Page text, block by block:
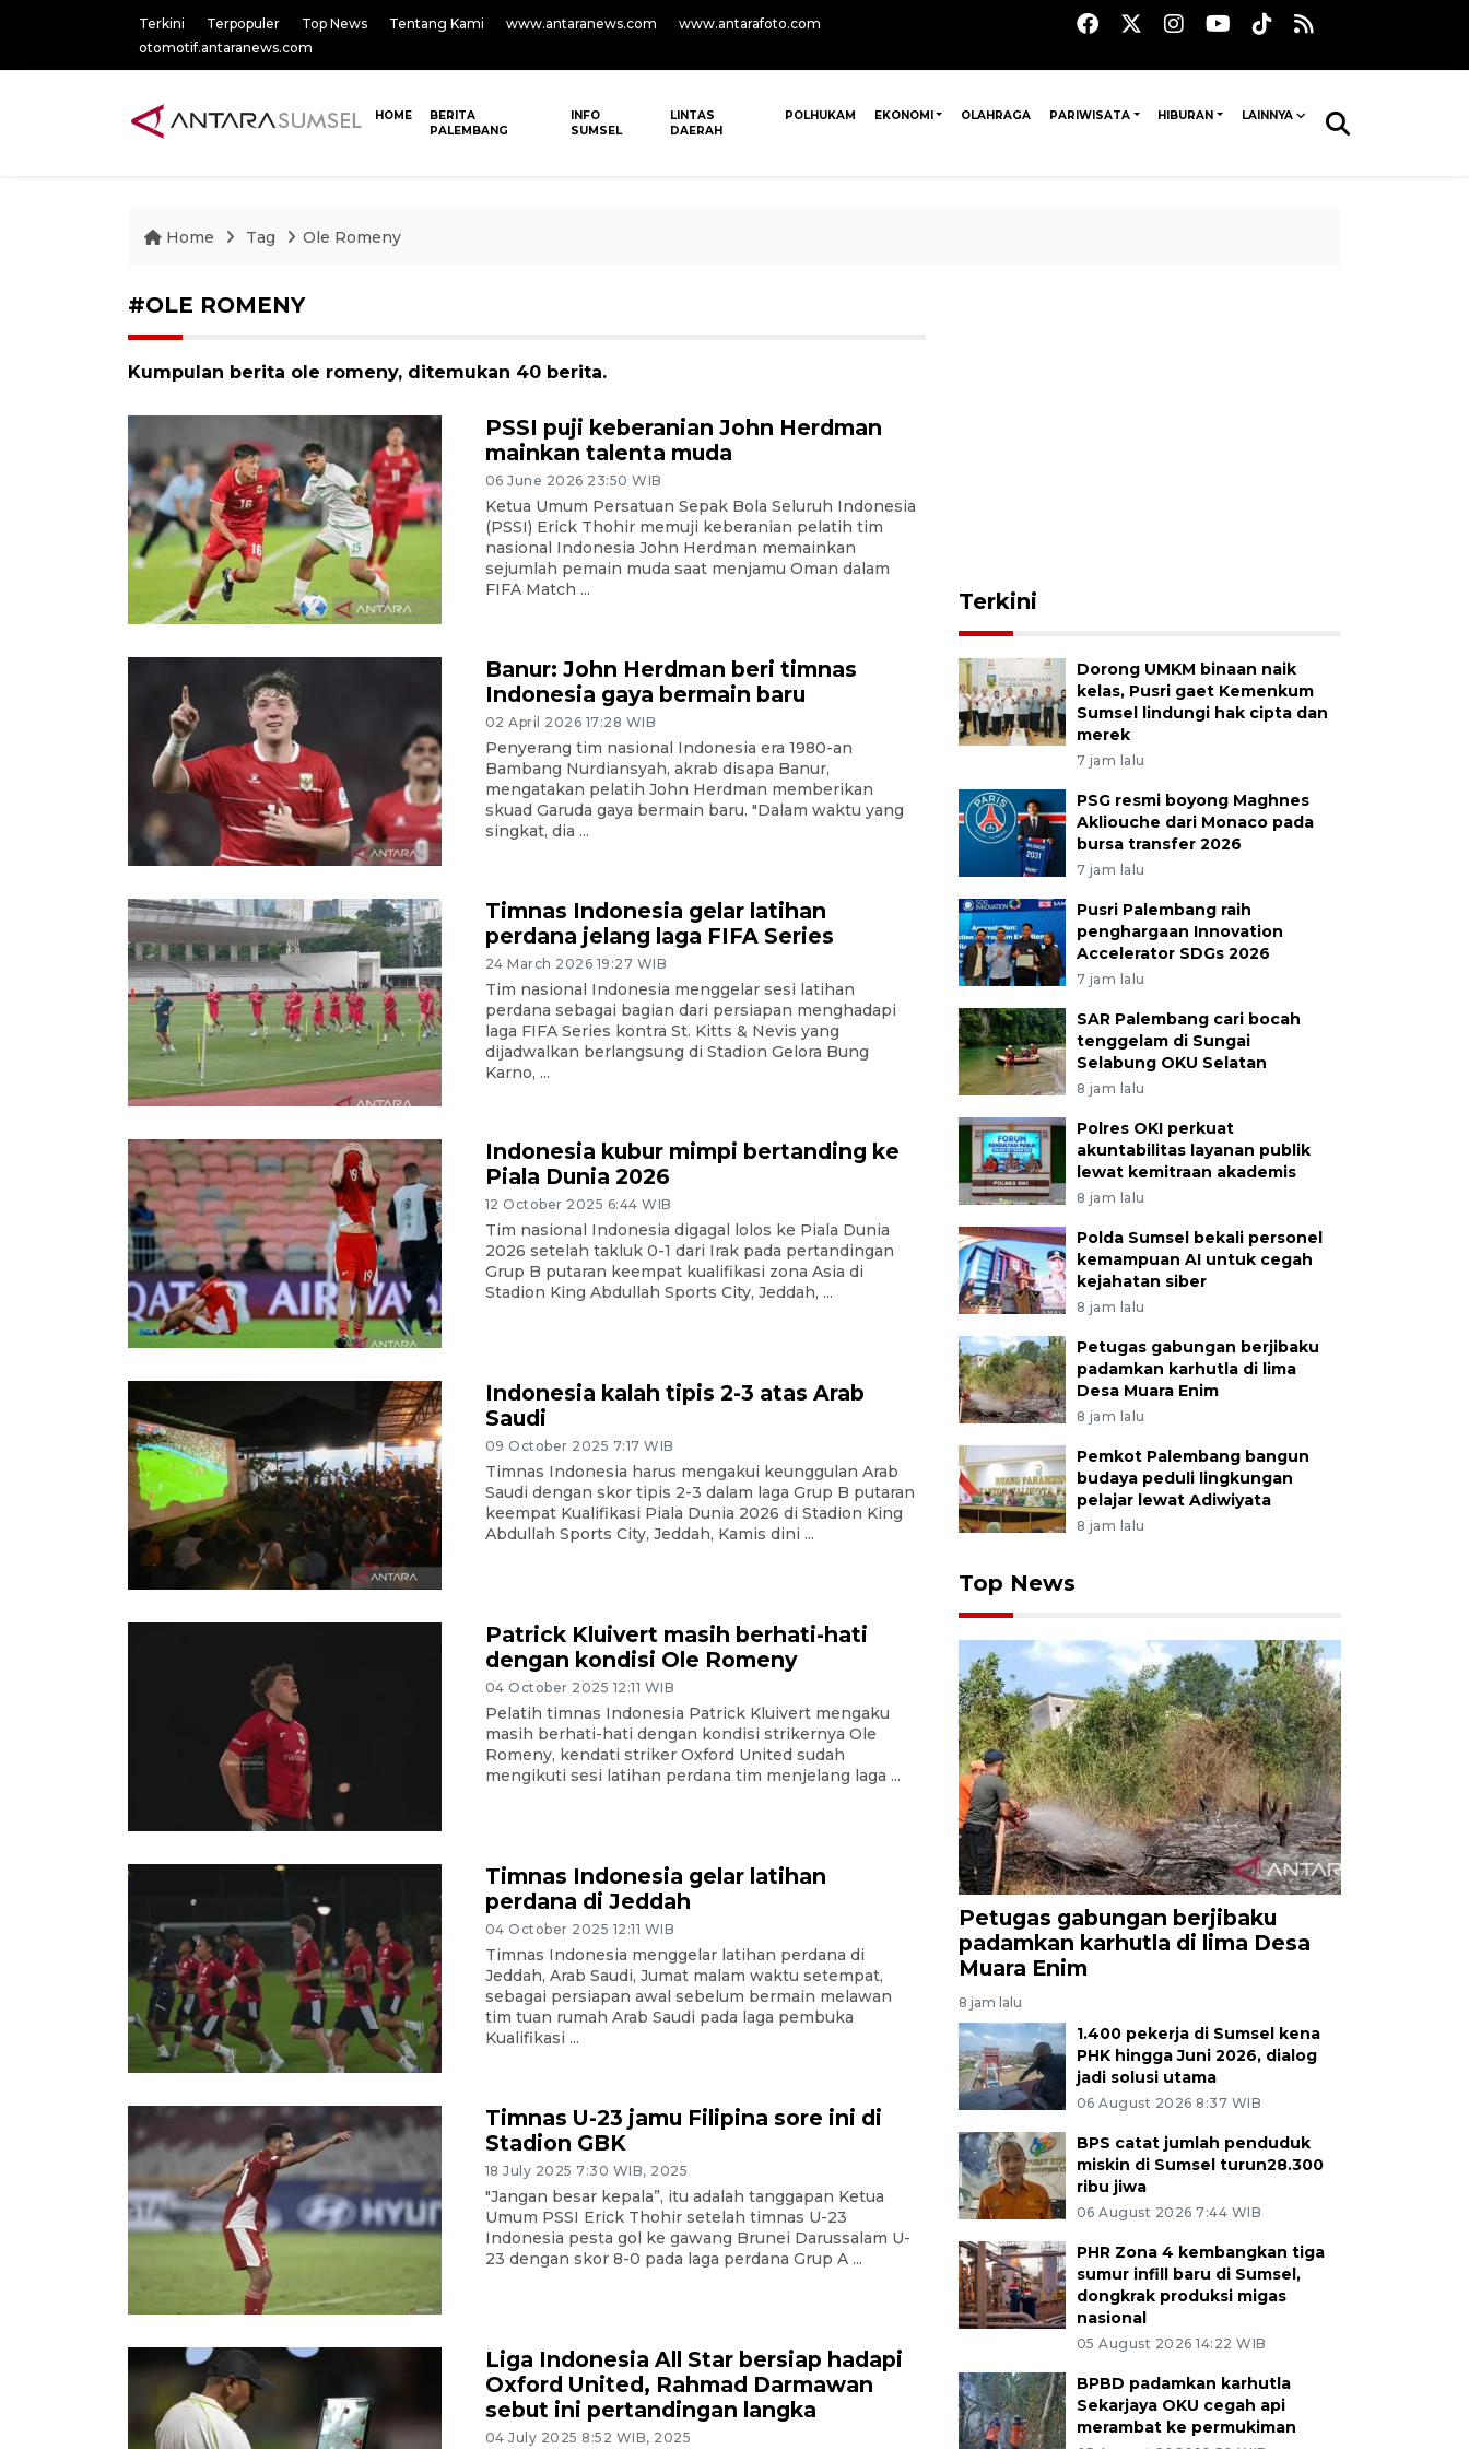
Terkini Terpopuler Top News Tentang Kami www.antaranews.com
www.antarafoto.com
otomotif.antaranews.com
HOME
BERITA
PALEMBANG
INFO
SUMSEL
LINTAS
DAERAH
POLHUKAM EKONOMI OLAHRAGA PARIWISATA HIBURAN LAINNYA
Home Tag Ole Romeny
#OLE ROMENY
Kumpulan berita ole romeny, ditemukan 40 berita.
PSSI puji keberanian John Herdman
mainkan talenta muda
06 June 2026 23:50 WIB
Ketua Umum Persatuan Sepak Bola Seluruh Indonesia
(PSSI) Erick Thohir memuji keberanian pelatih tim
nasional Indonesia John Herdman memainkan
sejumlah pemain muda saat menjamu Oman dalam
FIFA Match ...
Banur: John Herdman beri timnas
Indonesia gaya bermain baru
02 April 2026 17:28 WIB
Penyerang tim nasional Indonesia era 1980-an
Bambang Nurdiansyah, akrab disapa Banur,
mengatakan pelatih John Herdman memberikan
skuad Garuda gaya bermain baru. "Dalam waktu yang
singkat, dia ...
Timnas Indonesia gelar latihan
perdana jelang laga FIFA Series
24 March 2026 19:27 WIB
Tim nasional Indonesia menggelar sesi latihan
perdana sebagai bagian dari persiapan menghadapi
laga FIFA Series kontra St. Kitts & Nevis yang
dijadwalkan berlangsung di Stadion Gelora Bung
Karno, ...
Indonesia kubur mimpi bertanding ke
Piala Dunia 2026
12 October 2025 6:44 WIB
Tim nasional Indonesia digagal lolos ke Piala Dunia
2026 setelah takluk 0-1 dari Irak pada pertandingan
Grup B putaran keempat kualifikasi zona Asia di
Stadion King Abdullah Sports City, Jeddah, ...
Indonesia kalah tipis 2-3 atas Arab
Saudi
09 October 2025 7:17 WIB
Timnas Indonesia harus mengakui keunggulan Arab
Saudi dengan skor tipis 2-3 dalam laga Grup B putaran
keempat Kualifikasi Piala Dunia 2026 di Stadion King
Abdullah Sports City, Jeddah, Kamis dini ...
Patrick Kluivert masih berhati-hati
dengan kondisi Ole Romeny
04 October 2025 12:11 WIB
Pelatih timnas Indonesia Patrick Kluivert mengaku
masih berhati-hati dengan kondisi strikernya Ole
Romeny, kendati striker Oxford United sudah
mengikuti sesi latihan perdana tim menjelang laga ...
Timnas Indonesia gelar latihan
perdana di Jeddah
04 October 2025 12:11 WIB
Timnas Indonesia menggelar latihan perdana di
Jeddah, Arab Saudi, Jumat malam waktu setempat,
sebagai persiapan awal sebelum bermain melawan
tim tuan rumah Arab Saudi pada laga pembuka
Kualifikasi ...
Timnas U-23 jamu Filipina sore ini di
Stadion GBK
18 July 2025 7:30 WIB, 2025
"Jangan besar kepala”, itu adalah tanggapan Ketua
Umum PSSI Erick Thohir setelah timnas U-23
Indonesia pesta gol ke gawang Brunei Darussalam U-
23 dengan skor 8-0 pada laga perdana Grup A ...
Liga Indonesia All Star bersiap hadapi
Oxford United, Rahmad Darmawan
sebut ini pertandingan langka
04 July 2025 8:52 WIB, 2025
Terkini
Dorong UMKM binaan naik
kelas, Pusri gaet Kemenkum
Sumsel lindungi hak cipta dan
merek
7 jam lalu
PSG resmi boyong Maghnes
Akliouche dari Monaco pada
bursa transfer 2026
7 jam lalu
Pusri Palembang raih
penghargaan Innovation
Accelerator SDGs 2026
7 jam lalu
SAR Palembang cari bocah
tenggelam di Sungai
Selabung OKU Selatan
8 jam lalu
Polres OKI perkuat
akuntabilitas layanan publik
lewat kemitraan akademis
8 jam lalu
Polda Sumsel bekali personel
kemampuan AI untuk cegah
kejahatan siber
8 jam lalu
Petugas gabungan berjibaku
padamkan karhutla di lima
Desa Muara Enim
8 jam lalu
Pemkot Palembang bangun
budaya peduli lingkungan
pelajar lewat Adiwiyata
8 jam lalu
Top News
Petugas gabungan berjibaku
padamkan karhutla di lima Desa
Muara Enim
8 jam lalu
1.400 pekerja di Sumsel kena
PHK hingga Juni 2026, dialog
jadi solusi utama
06 August 2026 8:37 WIB
BPS catat jumlah penduduk
miskin di Sumsel turun28.300
ribu jiwa
06 August 2026 7:44 WIB
PHR Zona 4 kembangkan tiga
sumur infill baru di Sumsel,
dongkrak produksi migas
nasional
05 August 2026 14:22 WIB
BPBD padamkan karhutla
Sekarjaya OKU cegah api
merambat ke permukiman